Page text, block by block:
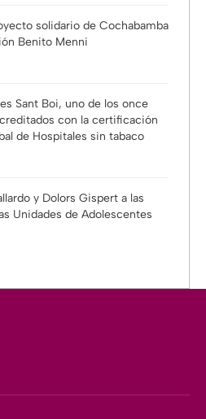
solidario de Cochabamba
Benito Menni
Sant Boi, uno de los once
con la certificación
de Hospitales sin tabaco
y Dolors Gispert a las
Unidades de Adolescentes